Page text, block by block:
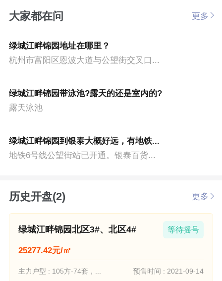
大家都在问 更多
绿城江畔锦园地址在哪里？
杭州市富阳区恩波大道与公望街交叉口...
绿城江畔锦园带泳池?露天的还是室内的?
露天泳池
绿城江畔锦园到银泰大概好远，有地铁...
地铁6号线公望街站已开通。银泰百货...
历史开盘(2) 更多
绿城江畔锦园北区3#、北区4# 等待摇号
25277.42元/㎡
主力户型 : 105方-74套，... 预售时间 : 2021-09-14